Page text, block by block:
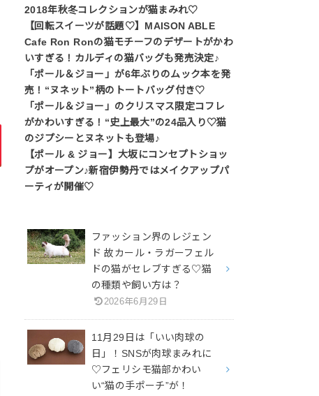
2018年秋冬コレクションが猫まみれ♡
【回転スイーツが話題♡】MAISON ABLE
Cafe Ron Ronの猫モチーフのデザートがかわ
いすぎる！カルディの猫バッグも発売決定♪
「ポール＆ジョー」が6年ぶりのムック本を発
売！“ヌネット”柄のトートバッグ付き♡
「ポール＆ジョー」のクリスマス限定コフレ
がかわいすぎる！“史上最大”の24品入り♡猫
のジプシーとヌネットも登場♪
【ポール & ジョー】大坂にコンセプトショッ
プがオープン♪新宿伊勢丹ではメイクアップパ
ーティが開催♡
ファッション界のレジェン
ド 故カール・ラガーフェル
ドの猫がセレブすぎる♡猫
の種類や飼い方は？
2026年6月29日
11月29日は「いい肉球の
日」！SNSが肉球まみれに
♡フェリシモ猫部かわい
い“猫の手ポーチ”が！